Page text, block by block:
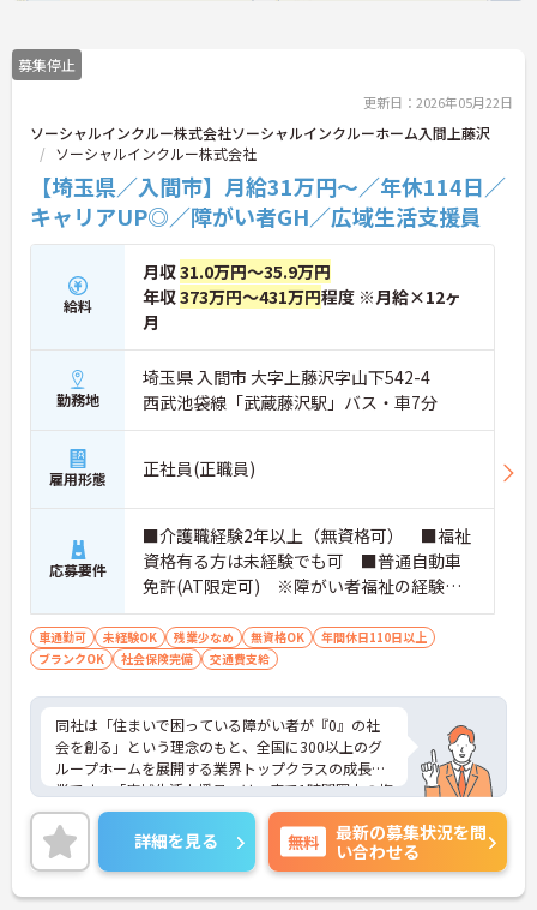
募集停止
更新日：2026年05月22日
ソーシャルインクルー株式会社ソーシャルインクルーホーム入間上藤沢
ソーシャルインクルー株式会社
【埼玉県／入間市】月給31万円～／年休114日／
キャリアUP◎／障がい者GH／広域生活支援員
給料
月収31.0万円～35.9万円
年収373万円～431万円程度 ※月給×12ヶ
月
勤務地
埼玉県 入間市 大字上藤沢字山下542-4
西武池袋線「武蔵藤沢駅」バス・車7分
雇用形態 正社員(正職員)
応募要件
■介護職経験2年以上（無資格可） ■福祉
資格有る方は未経験でも可 ■普通自動車
免許(AT限定可) ※障がい者福祉の経験は
不問です。※実務経験2年以上の方、障がい
者福祉に関する経験をお持ちの方大歓迎
車通勤可 未経験OK 残業少なめ 無資格OK
年間休日110日以上
ブランクOK
社会保険完備 交通費支給
同社は「住まいで困っている障がい者が『0』の社
会を創る」という理念のもと、全国に300以上のグ
ループホームを展開する業界トップクラスの成長企
業です。「広域生活支援員」は、車で1時間圏内の複
数施設を横断的に担当し、現場支援とパートスタッ
フのサポートを行うハイクラスなポジションです。
最新設備とバリアフリーが完備され、スタッフの身
体的負担が少なく、広域手当5万円が付与されるこ
とで高い給与水準を実現しています。年間休日114
詳細を見る 無料
最新の募集状況を問
い合わせる